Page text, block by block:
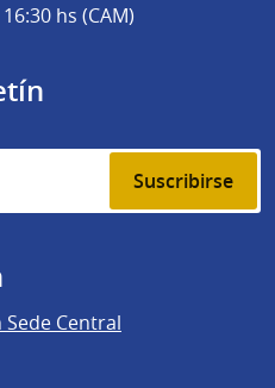
hs (CAM)
Suscribirse
Central